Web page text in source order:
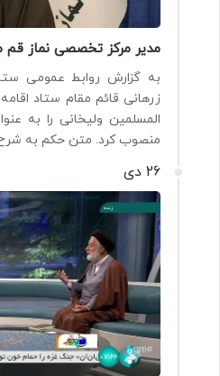
مدیر مرکز تخصصی نماز
به گزارش روابط عمومی
زرهانی قائم مقام ستاد
المسلمین ولیخانی را به
منصوب کرد. متن حکم به
26 دی